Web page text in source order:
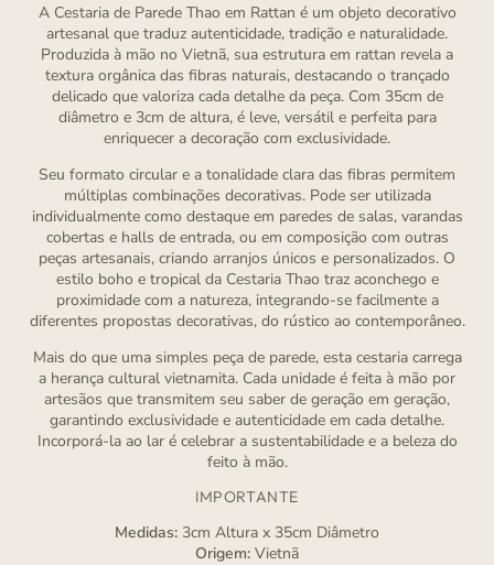
A Cestaria de Parede Thao em Rattan é um objeto decorativo
artesanal que traduz autenticidade, tradição e naturalidade.
Produzida à mão no Vietnã, sua estrutura em rattan revela a
textura orgânica das fibras naturais, destacando o trançado
delicado que valoriza cada detalhe da peça. Com 35cm de
diâmetro e 3cm de altura, é leve, versátil e perfeita para
enriquecer a decoração com exclusividade.
Seu formato circular e a tonalidade clara das fibras permitem
múltiplas combinações decorativas. Pode ser utilizada
individualmente como destaque em paredes de salas, varandas
cobertas e halls de entrada, ou em composição com outras
peças artesanais, criando arranjos únicos e personalizados. O
estilo boho e tropical da Cestaria Thao traz aconchego e
proximidade com a natureza, integrando-se facilmente a
diferentes propostas decorativas, do rústico ao contemporâneo.
Mais do que uma simples peça de parede, esta cestaria carrega
a herança cultural vietnamita. Cada unidade é feita à mão por
artesãos que transmitem seu saber de geração em geração,
garantindo exclusividade e autenticidade em cada detalhe.
Incorporá-la ao lar é celebrar a sustentabilidade e a beleza do
feito à mão.
IMPORTANTE
Medidas: 3cm Altura x 35cm Diâmetro
Origem: Vietnã